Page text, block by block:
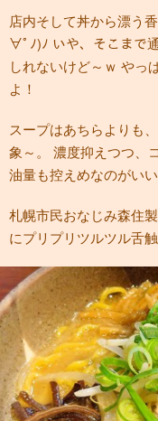
店内そして丼から漂う
∀ﾟﾉ)ﾉ いや、そこまで
しれないけど～ｗ やっ
よ！
スープはあちらよりも
象～。 濃度抑えつつ、
油量も控えめなのがいい
札幌市民おなじみ森住
にプリプリツルツル舌触